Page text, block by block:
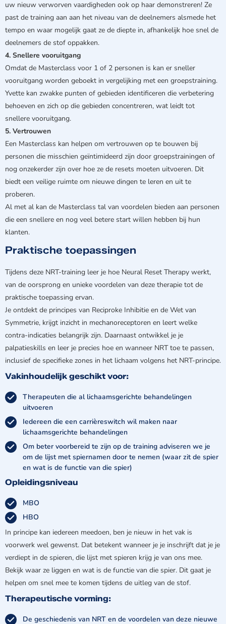
uw nieuw verworven vaardigheden ook op haar demonstreren! Ze
past de training aan aan het niveau van de deelnemers alsmede het
tempo en waar mogelijk gaat ze de diepte in, afhankelijk hoe snel de
deelnemers de stof oppakken.
4. Snellere vooruitgang
Omdat de Masterclass voor 1 of 2 personen is kan er sneller
vooruitgang worden geboekt in vergelijking met een groepstraining.
Yvette kan zwakke punten of gebieden identificeren die verbetering
behoeven en zich op die gebieden concentreren, wat leidt tot
snellere vooruitgang.
5. Vertrouwen
Een Masterclass kan helpen om vertrouwen op te bouwen bij
personen die misschien geïntimideerd zijn door groepstrainingen of
nog onzekerder zijn over hoe ze de resets moeten uitvoeren. Dit
biedt een veilige ruimte om nieuwe dingen te leren en uit te
proberen.
Al met al kan de Masterclass tal van voordelen bieden aan personen
die een snellere en nog veel betere start willen hebben bij hun
klanten.
Praktische toepassingen
Tijdens deze NRT-training leer je hoe Neural Reset Therapy werkt,
van de oorsprong en unieke voordelen van deze therapie tot de
praktische toepassing ervan.
Je ontdekt de principes van Reciproke Inhibitie en de Wet van
Symmetrie, krijgt inzicht in mechanoreceptoren en leert welke
contra-indicaties belangrijk zijn. Daarnaast ontwikkel je je
palpatieskills en leer je precies hoe en wanneer NRT toe te passen,
inclusief de specifieke zones in het lichaam volgens het NRT-principe.
Vakinhoudelijk geschikt voor:
Therapeuten die al lichaamsgerichte behandelingen
uitvoeren
Iedereen die een carrièreswitch wil maken naar
lichaamsgerichte behandelingen
Om beter voorbereid te zijn op de training adviseren we je
om de lijst met spiernamen door te nemen (waar zit de spier
en wat is de functie van die spier)
Opleidingsniveau
MBO
HBO
In principe kan iedereen meedoen, ben je nieuw in het vak is
voorwerk wel gewenst. Dat betekent wanneer je je inschrijft dat je je
verdiept in de spieren, die lijst met spieren krijg je van ons mee.
Bekijk waar ze liggen en wat is de functie van die spier. Dit gaat je
helpen om snel mee te komen tijdens de uitleg van de stof.
Therapeutische vorming:
De geschiedenis van NRT en de voordelen van deze nieuwe